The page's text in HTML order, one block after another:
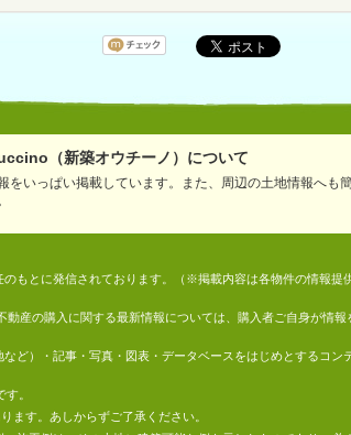
（新築オウチーノ）について
いっぱい掲載しています。また、周辺の土地情報へも
もとに発信されております。（※掲載内容は各物件の情報提
産の購入に関する最新情報については、購入者ご自身が情
ど）・記事・写真・図表・データベースをはじめとするコ
。
ます。あしからずご了承ください。